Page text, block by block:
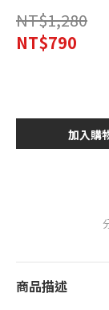
NT$1,280
NT$790
加入購
商品描述